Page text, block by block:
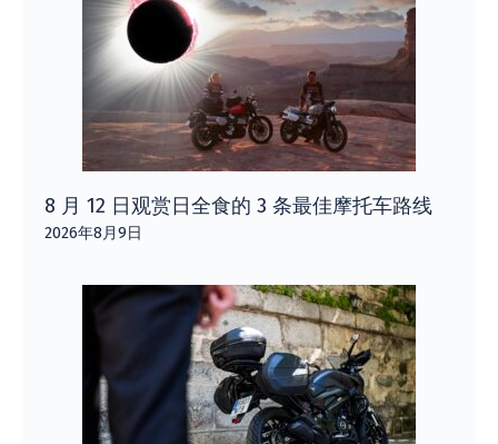
8 月 12 日观赏日全食的 3 条最佳摩托车路线
2026年8月9日